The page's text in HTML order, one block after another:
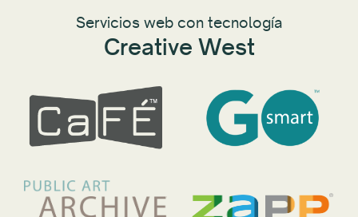
Servicios web con tecnología
Creative West